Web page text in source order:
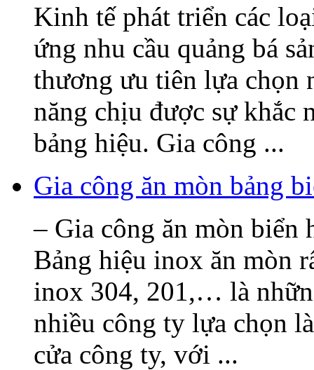
Kinh tế phát triển các
ứng nhu cầu quảng bá
thương ưu tiên lựa chọn
năng chịu được sự khắc
bảng hiệu. Gia công ...
Gia công ăn mòn bảng
– Gia công ăn mòn biển
Bảng hiệu inox ăn mòn
inox 304, 201,… là
nhiều công ty lựa chọn
cửa công ty, với ...